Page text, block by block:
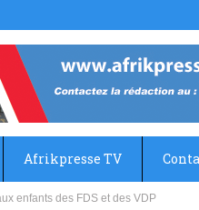
Afrikpresse TV